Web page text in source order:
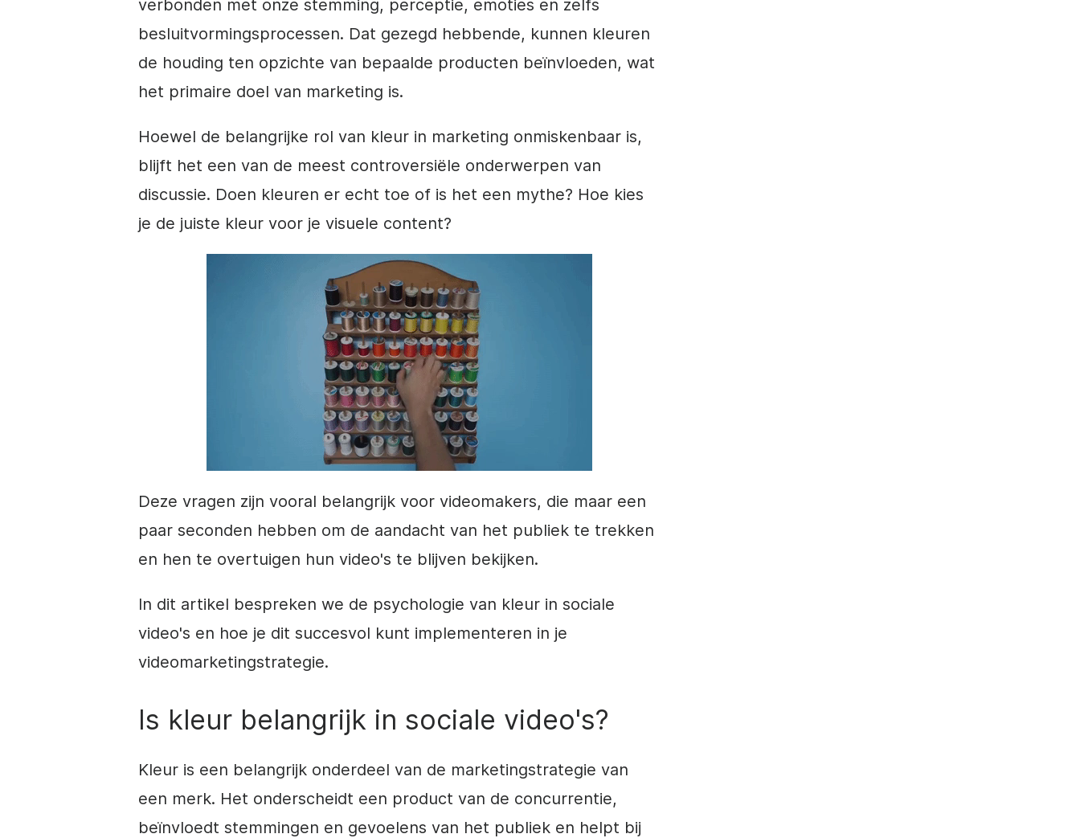
verbonden met onze stemming, perceptie, emoties en zelfs
besluitvormingsprocessen. Dat gezegd hebbende, kunnen kleuren
de houding ten opzichte van bepaalde producten beïnvloeden, wat
het primaire doel van marketing is.
Hoewel de belangrijke rol van kleur in marketing onmiskenbaar is,
blijft het een van de meest controversiële onderwerpen van
discussie. Doen kleuren er echt toe of is het een mythe? Hoe kies
je de juiste kleur voor je visuele content?
Deze vragen zijn vooral belangrijk voor videomakers, die maar een
paar seconden hebben om de aandacht van het publiek te trekken
en hen te overtuigen hun video's te blijven bekijken.
In dit artikel bespreken we de psychologie van kleur in sociale
video's en hoe je dit succesvol kunt implementeren in je
videomarketingstrategie.
Is kleur belangrijk in sociale video's?
Kleur is een belangrijk onderdeel van de marketingstrategie van
een merk. Het onderscheidt een product van de concurrentie,
beïnvloedt stemmingen en gevoelens van het publiek en helpt bij